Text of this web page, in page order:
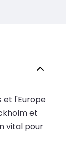
et l'Europe
et
vital pour